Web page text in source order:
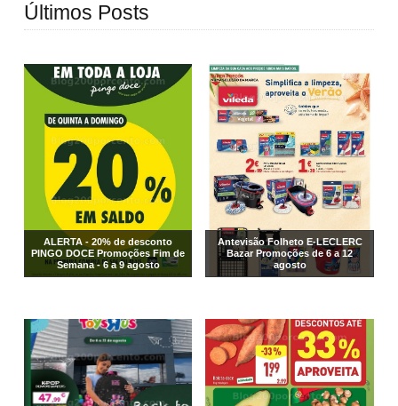
Últimos Posts
ALERTA - 20% de desconto
PINGO DOCE Promoções Fim de
Semana - 6 a 9 agosto
Antevisão Folheto E-LECLERC
Bazar Promoções de 6 a 12
agosto